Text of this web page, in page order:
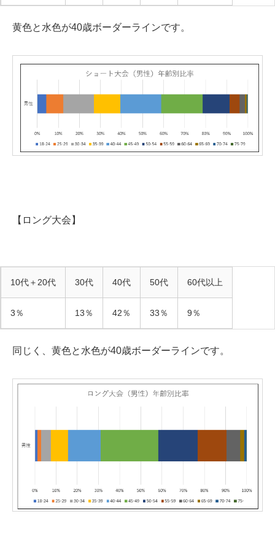
黄色と水色が40歳ボーダーラインです。
【ロング大会】
10代＋20代 30代 40代 50代 60代以上
3％ 13％ 42％ 33％ 9％
同じく、黄色と水色が40歳ボーダーラインです。